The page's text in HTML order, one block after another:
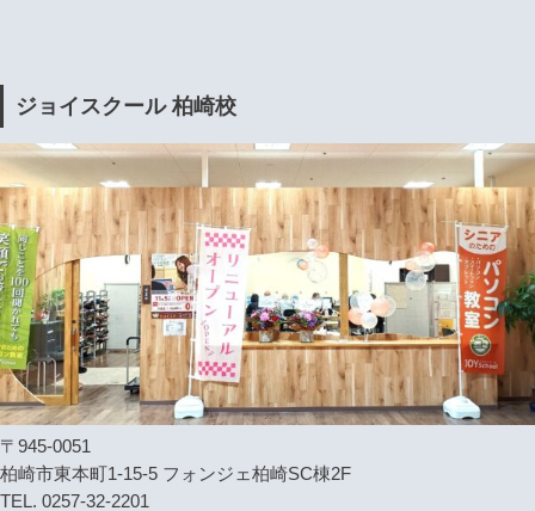
ジョイスクール 柏崎校
〒945-0051
柏崎市東本町1-15-5 フォンジェ柏崎SC棟2F
TEL. 0257-32-2201